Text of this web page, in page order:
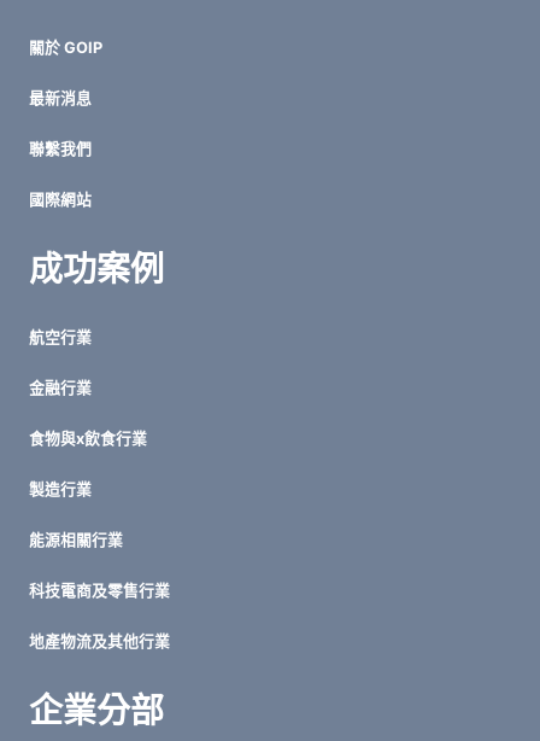
關於 GOIP
最新消息
聯繫我們
國際網站
成功案例
航空行業
金融行業
食物與x飲食行業
製造行業
能源相關行業
科技電商及零售行業
地產物流及其他行業
企業分部